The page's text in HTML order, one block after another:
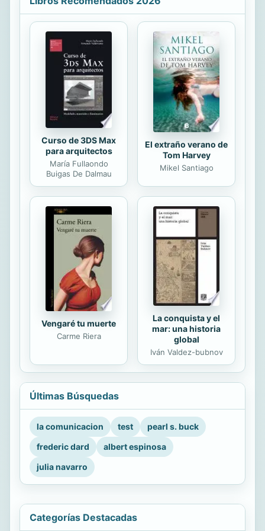
ningún problema o contratiempo.
Tener deudas genera estrés,
preocupación y desconcierto. Esta
situación se convierte en una
pesadilla ya que cada cierto tiempo
necesitaremos de una suma adicional
de dinero para cubrir los gastos que
hemos adquirido sin planificación
previa. Pero si te...
Curso de 3DS Max
para arquitectos
María Fullaondo
Buigas De Dalmau
El extraño verano de
Tom Harvey
Mikel Santiago
Vengaré tu muerte
Carme Riera
La conquista y el
mar: una historia
global
Iván Valdez-bubnov
Últimas Búsquedas
la comunicacion test
pearl s. buck
frederic dard
albert espinosa
julia navarro
Categorías Destacadas